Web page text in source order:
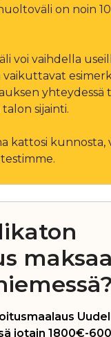
on noin
voi vaihdella
vaikuttavat
yhteydessä
sijainti.
kattosi kunnosta,
maksaa
jotain 1800€-